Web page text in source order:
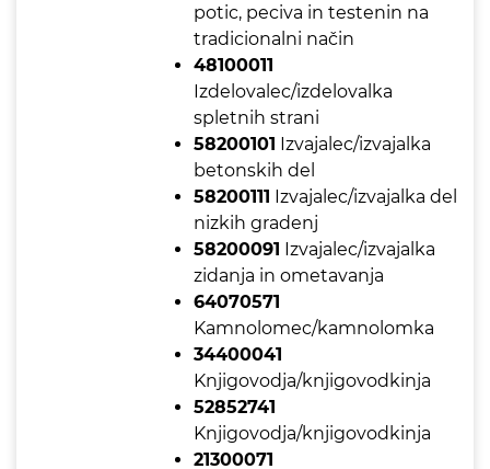
potic, peciva in testenin na
tradicionalni način
48100011
Izdelovalec/izdelovalka
spletnih strani
58200101 Izvajalec/izvajalka
betonskih del
58200111 Izvajalec/izvajalka del
nizkih gradenj
58200091 Izvajalec/izvajalka
zidanja in ometavanja
64070571
Kamnolomec/kamnolomka
34400041
Knjigovodja/knjigovodkinja
52852741
Knjigovodja/knjigovodkinja
21300071